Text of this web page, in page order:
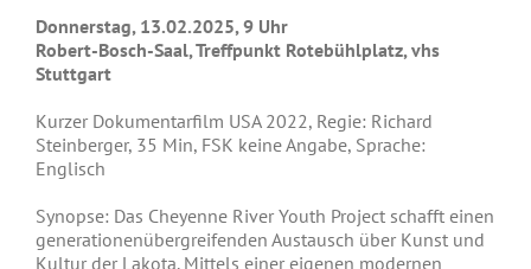
Donnerstag, 13.02.2025, 9 Uhr
Robert-Bosch-Saal, Treffpunkt Rotebühlplatz, vhs
Stuttgart
Kurzer Dokumentarfilm USA 2022, Regie: Richard
Steinberger, 35 Min, FSK keine Angabe, Sprache:
Englisch
Synopse: Das Cheyenne River Youth Project schafft einen
generationenübergreifenden Austausch über Kunst und
Kultur der Lakota. Mittels einer eigenen modernen